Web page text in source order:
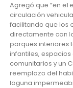
Agregó que “en el
circulación
facilitando que los
directamente con
parques interiores
infantiles,
comunitarios y un
reemplazo del
laguna